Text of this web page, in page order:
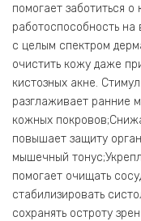
помогает заботиться
работоспособность
с целым спектром
очистить кожу даже
кистозных акне.
разглаживает ранние
кожных
повышает защиту
мышечный
помогает очищать
стабилизировать
сохранять остроту